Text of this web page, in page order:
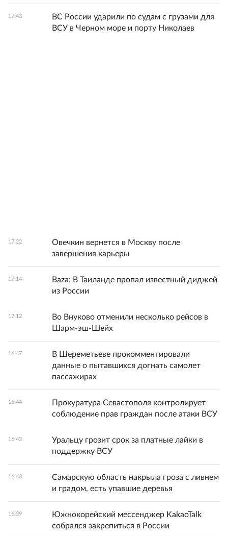
17:43
ВС России ударили по судам с грузами для
ВСУ в Черном море и порту Николаев
17:22
Овечкин вернется в Москву после
завершения карьеры
17:14
Baza: В Таиланде пропал известный диджей
из России
17:12
Во Внуково отменили несколько рейсов в
Шарм-эш-Шейх
16:47
В Шереметьеве прокомментировали
данные о пытавшихся догнать самолет
пассажирах
16:44
Прокуратура Севастополя контролирует
соблюдение прав граждан после атаки ВСУ
16:43
Уральцу грозит срок за платные лайки в
поддержку ВСУ
16:43
Самарскую область накрыла гроза с ливнем
и градом, есть упавшие деревья
16:39
Южнокорейский мессенджер KakaoTalk
собрался закрепиться в России